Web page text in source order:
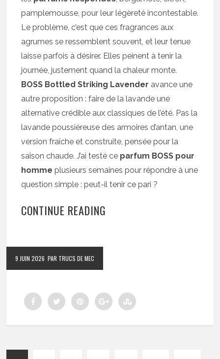
pamplemousse, pour leur légèreté incontestable.
Le problème, c’est que ces fragrances aux
agrumes se ressemblent souvent, et leur tenue
laisse parfois à désirer. Elles peinent à tenir la
journée, justement quand la chaleur monte.
BOSS Bottled Striking Lavender avance une
autre proposition : faire de la lavande une
alternative crédible aux classiques de l’été. Pas la
lavande poussiéreuse des armoires d’antan, une
version fraîche et construite, pensée pour la
saison chaude. J’ai testé ce parfum BOSS pour
homme plusieurs semaines pour répondre à une
question simple : peut-il tenir ce pari ?
CONTINUE READING
9 JUIN 2026 PAR TRUCS DE MEC